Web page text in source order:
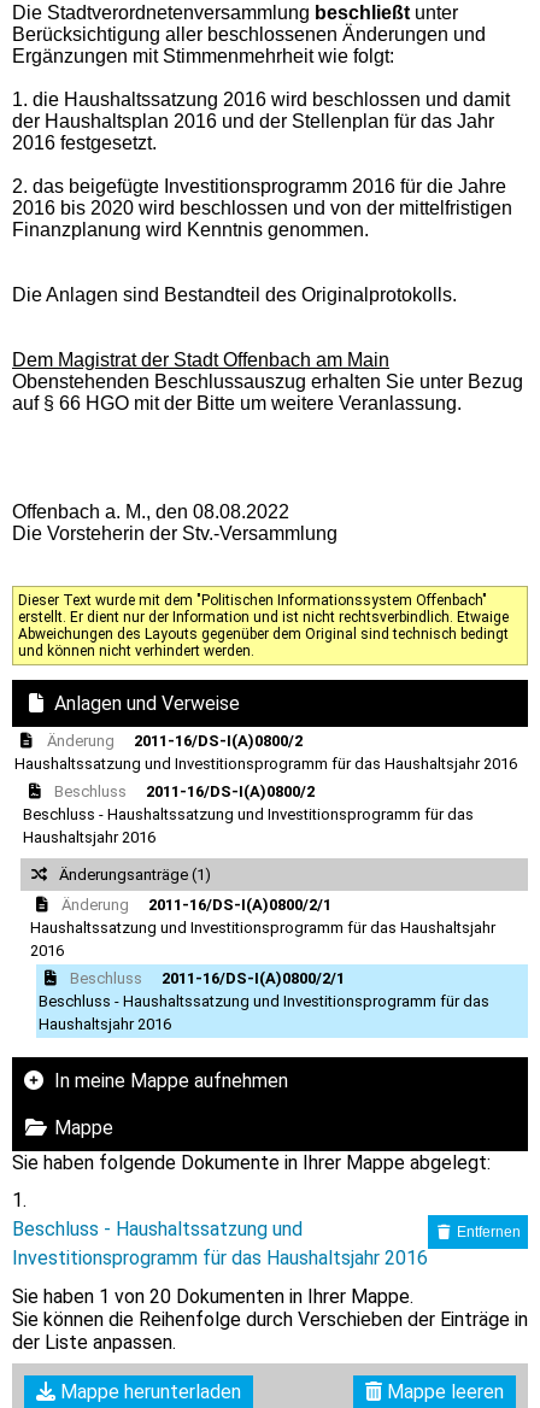
Die Stadtverordnetenversammlung beschließt unter
Berücksichtigung aller beschlossenen Änderungen und
Ergänzungen mit Stimmenmehrheit wie folgt:
1. die Haushaltssatzung 2016 wird beschlossen und damit
der Haushaltsplan 2016 und der Stellenplan für das Jahr
2016 festgesetzt.
2. das beigefügte Investitionsprogramm 2016 für die Jahre
2016 bis 2020 wird beschlossen und von der mittelfristigen
Finanzplanung wird Kenntnis genommen.
Die Anlagen sind Bestandteil des Originalprotokolls.
Dem Magistrat der Stadt Offenbach am Main
Obenstehenden Beschlussauszug erhalten Sie unter Bezug
auf § 66 HGO mit der Bitte um weitere Veranlassung.
Offenbach a. M., den 08.08.2022
Die Vorsteherin der Stv.-Versammlung
Dieser Text wurde mit dem "Politischen Informationssystem Offenbach"
erstellt. Er dient nur der Information und ist nicht rechtsverbindlich. Etwaige
Abweichungen des Layouts gegenüber dem Original sind technisch bedingt
und können nicht verhindert werden.
Anlagen und Verweise
Änderung
2011-16/DS-I(A)0800/2
Haushaltssatzung und Investitionsprogramm für das Haushaltsjahr 2016
Beschluss
2011-16/DS-I(A)0800/2
Beschluss - Haushaltssatzung und Investitionsprogramm für das
Haushaltsjahr 2016
Änderungsanträge (1)
Änderung
2011-16/DS-I(A)0800/2/1
Haushaltssatzung und Investitionsprogramm für das Haushaltsjahr
2016
Beschluss
2011-16/DS-I(A)0800/2/1
Beschluss - Haushaltssatzung und Investitionsprogramm für das
Haushaltsjahr 2016
In meine Mappe aufnehmen
Mappe
Sie haben folgende Dokumente in Ihrer Mappe abgelegt:
Beschluss - Haushaltssatzung und
Investitionsprogramm für das Haushaltsjahr 2016
Entfernen
Sie haben 1 von 20 Dokumenten in Ihrer Mappe.
Sie können die Reihenfolge durch Verschieben der Einträge in
der Liste anpassen.
Mappe herunterladen Mappe leeren